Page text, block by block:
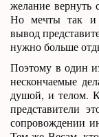
желание
Но мечты так и
вывод
нужно больше
Поэтому в один
нескончаемые
душой, и телом.
представители
сопровождении